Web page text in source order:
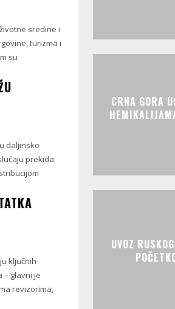
sredine i
turizma i
su
daljinsko
prekida
ključnih
– glavni je
revizorima,
CRNA GORA
UVOZ